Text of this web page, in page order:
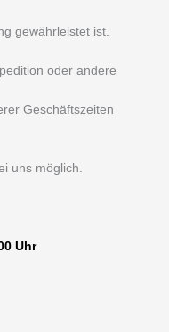
gewährleistet ist.
oder andere
Geschäftszeiten
uns möglich.
Uhr